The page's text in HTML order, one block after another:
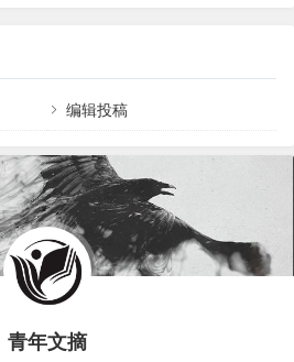
头，把与工作的一切记录下来；新人最
建立一个好的工作习惯，来…
规则。你可以想象一张空白的日程表，
候，每天的固定时间段的事项是固定的，
图的核心区域已经拼好了。因此，我们处
外任务的时候，只要找到有空白的地方，
的框，和一大堆零散的拼图，让人无从下
越多…
编辑投稿
青年文摘